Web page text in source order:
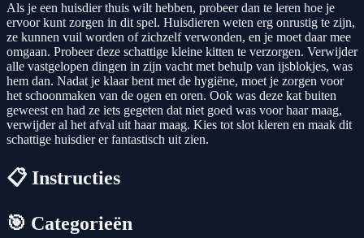
Als je een huisdier thuis wilt hebben, probeer dan te leren hoe je
ervoor kunt zorgen in dit spel. Huisdieren weten erg onrustig te zijn,
ze kunnen vuil worden of zichzelf verwonden, en je moet daar mee
omgaan. Probeer deze schattige kleine kitten te verzorgen. Verwijder
alle vastgelopen dingen in zijn vacht met behulp van ijsblokjes, was
hem dan. Nadat je klaar bent met de hygiëne, moet je zorgen voor
het schoonmaken van de ogen en oren. Ook was deze kat buiten
geweest en had ze iets gegeten dat niet goed was voor haar maag,
verwijder al het afval uit haar maag. Kies tot slot kleren en maak dit
schattige huisdier er fantastisch uit zien.
📋 Instructies
🎯 Categorieën